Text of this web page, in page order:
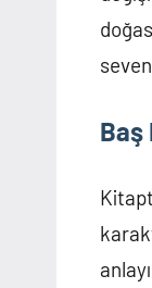
Baş